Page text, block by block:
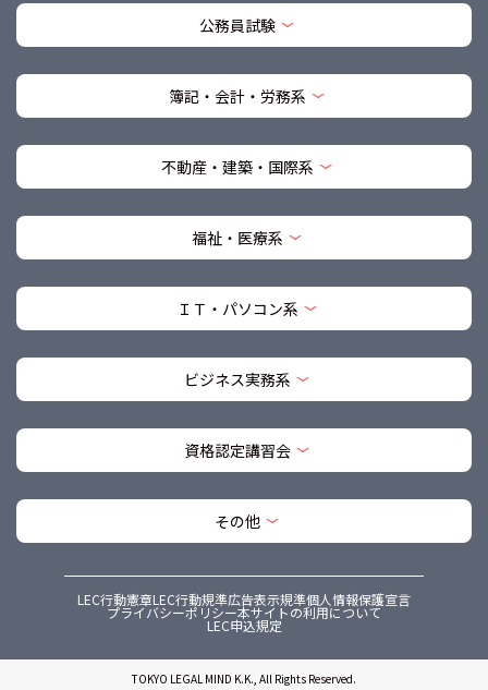
公務員試験
簿記・会計・労務系
不動産・建築・国際系
福祉・医療系
ＩＴ・パソコン系
ビジネス実務系
資格認定講習会
その他
LEC行動憲章LEC行動規準広告表示規準個人情報保護宣言
プライバシーポリシー本サイトの利用について
LEC申込規定
TOKYO LEGAL MIND K.K., All Rights Reserved.